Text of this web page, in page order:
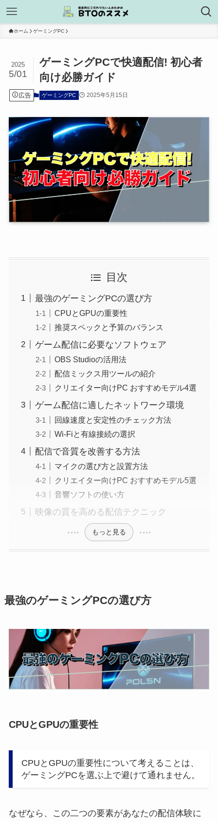
ホーム ゲーミングPC
ゲーミングPCで快適配信! 初心者
向け必勝ガイド
2025
5/01
広告 ゲーミングPC 2025年5月15日
目次
最強のゲーミングPCの選び方
CPUとGPUの重要性
推奨スペックと予算のバランス
ゲーム配信に必要なソフトウェア
OBS Studioの活用法
配信ミックス用ツールの紹介
クリエイター向けPC おすすめモデル4選
ゲーム配信に適したネットワーク環境
回線速度と安定性のチェック方法
Wi-Fiと有線接続の選択
配信で音質を改善する方法
マイクの選び方と設置方法
クリエイター向けPC おすすめモデル5選
音響ソフトの使い方
映像の質を高める配信テクニック
もっと見る
最強のゲーミングPCの選び方
CPUとGPUの重要性
CPUとGPUの重要性について考えることは、
ゲーミングPCを選ぶ上で避けて通れません。
なぜなら、この二つの要素があなたの配信体験に